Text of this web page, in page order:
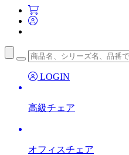
LOGIN
高級チェア
オフィスチェア